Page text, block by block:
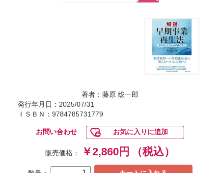
著者：藤原 総一郎
発行年月日：2025/07/31
ＩＳＢＮ：9784785731779
お問い合わせ お気に入りに追加
販売価格： ￥2,860円 （税込）